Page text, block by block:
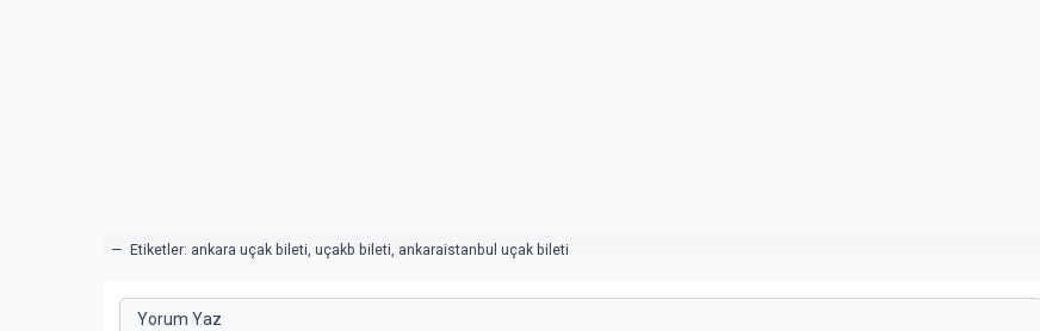
— Etiketler: ankara uçak bileti uçakb bileti ankaraistanbul uçak bileti
Yorum Yaz